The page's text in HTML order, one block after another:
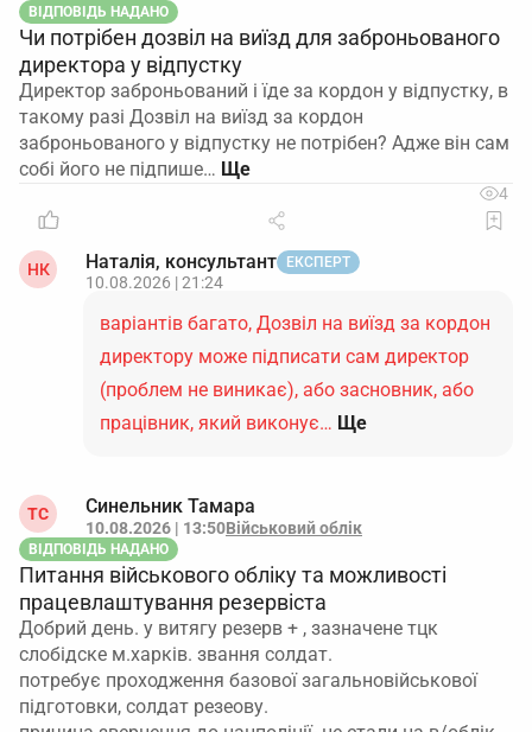
ВІДПОВІДЬ НАДАНО
Чи потрібен дозвіл на виїзд для заброньованого
директора у відпустку
Директор заброньований і їде за кордон у відпустку, в
такому разі Дозвіл на виїзд за кордон
заброньованого у відпустку не потрібен? Адже він сам
собі його не підпише…
4
НК Наталія, консультант ЕКСПЕРТ
10.08.2026 | 21:24
варіантів багато, Дозвіл на виїзд за кордон
директору може підписати сам директор
(проблем не виникає), або засновник, або
працівник, який виконує… Ще
ТС Синельник Тамара
10.08.2026 | 13:50Військовий облік
ВІДПОВІДЬ НАДАНО
Питання військового обліку та можливості
працевлаштування резервіста
Добрий день. у витягу резерв + , зазначене тцк
слобідске м.харків. звання солдат.
потребує проходження базової загальновійськової
підготовки, солдат резеову.